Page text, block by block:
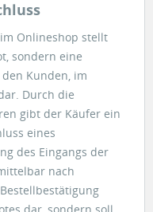
Onlineshop stellt
sondern eine
Kunden, im
Durch die
gibt der Käufer ein
eines
des Eingangs der
nach